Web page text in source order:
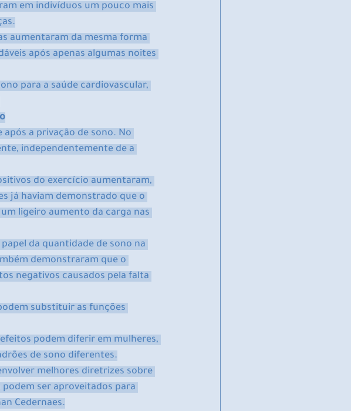
em indivíduos um pouco mais
aumentaram da mesma forma
​​após apenas algumas noites
para a saúde cardiovascular,
a privação de sono. No
independentemente de a
do exercício aumentaram,
já haviam demonstrado que o
ligeiro aumento da carga nas
da quantidade de sono na
demonstraram que o
negativos causados ​​pela falta
substituir as funções
podem diferir em mulheres,
de sono diferentes.
melhores diretrizes sobre
ser aproveitados para
Cedernaes.